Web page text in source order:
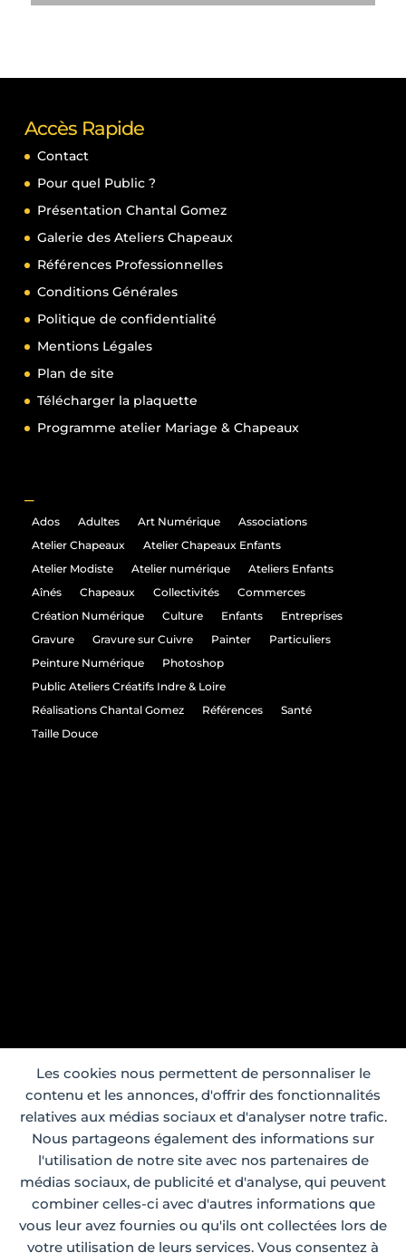
Les cookies nous permettent de personnaliser le
contenu et les annonces, d'offrir des fonctionnalités
relatives aux médias sociaux et d'analyser notre trafic.
Nous partageons également des informations sur
l'utilisation de notre site avec nos partenaires de
médias sociaux, de publicité et d'analyse, qui peuvent
combiner celles-ci avec d'autres informations que
vous leur avez fournies ou qu'ils ont collectées lors de
votre utilisation de leurs services. Vous consentez à
Accès Rapide
Contact
Pour quel Public ?
Présentation Chantal Gomez
Galerie des Ateliers Chapeaux
Références Professionnelles
Conditions Générales
Politique de confidentialité
Mentions Légales
Plan de site
Télécharger la plaquette
Programme atelier Mariage & Chapeaux
Ados Adultes Art Numérique
Associations
Atelier Chapeaux
Atelier Chapeaux Enfants
Atelier Modiste
Atelier numérique
Ateliers Enfants
Aînés
Chapeaux Collectivités
Commerces
Création Numérique
Culture Enfants
Entreprises
Gravure
Gravure sur Cuivre Painter
Particuliers
Peinture Numérique
Photoshop
Public Ateliers Créatifs Indre & Loire
Réalisations Chantal Gomez
Références
Santé
Taille Douce